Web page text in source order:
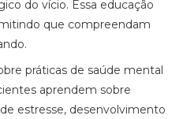
do vício. Essa educação
que compreendam
práticas de saúde mental
aprendem sobre
estresse, desenvolvimento